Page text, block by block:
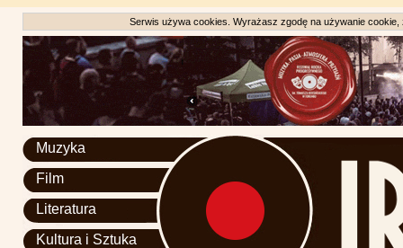
Serwis używa cookies. Wyrażasz zgodę na używanie
Muzyka
Film
Literatura
Kultura i Sztuka